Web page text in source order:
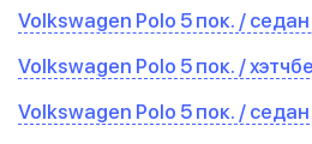
Volkswagen Polo 5 пок. /
Volkswagen Polo 5 пок. /
Volkswagen Polo 5 пок. / седан